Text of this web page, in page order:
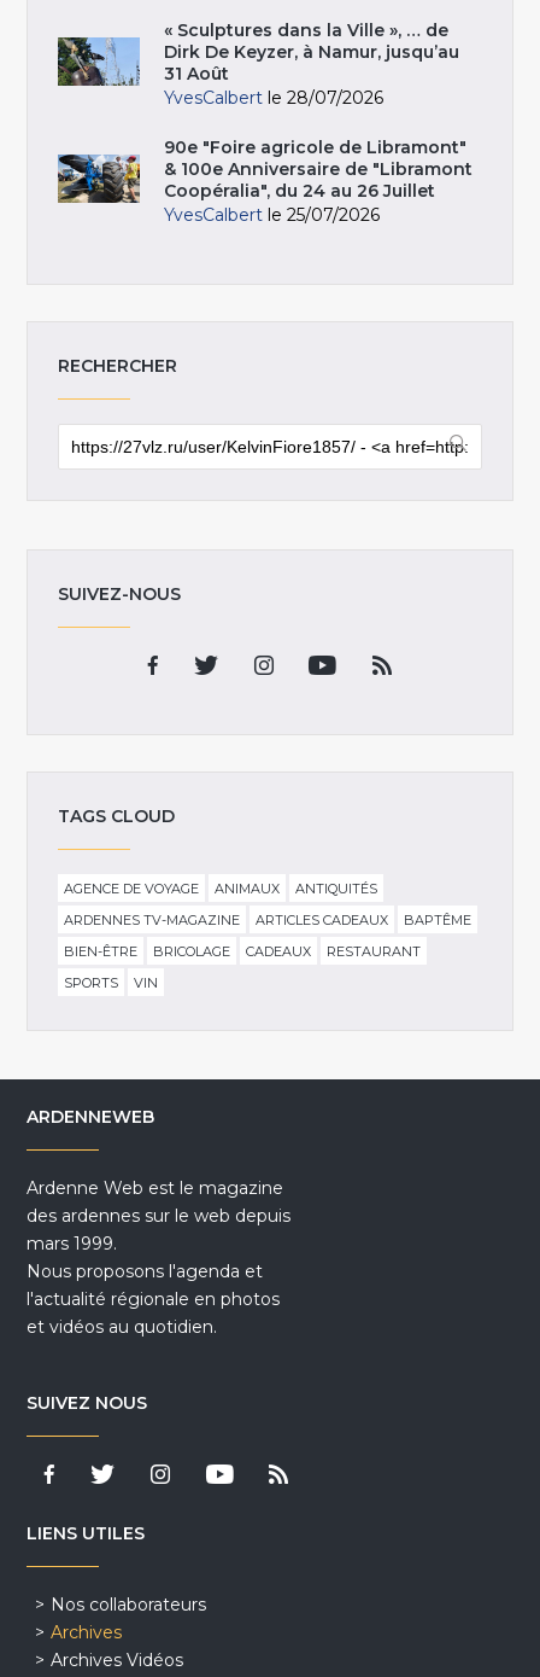
« Sculptures dans la Ville », … de
Dirk De Keyzer, à Namur, jusqu’au
31 Août
YvesCalbert le 28/07/2026
90e "Foire agricole de Libramont"
& 100e Anniversaire de "Libramont
Coopéralia", du 24 au 26 Juillet
YvesCalbert le 25/07/2026
RECHERCHER
SUIVEZ-NOUS
TAGS CLOUD
AGENCE DE VOYAGE ANIMAUX
ANTIQUITÉS
ARDENNES TV-MAGAZINE
ARTICLES CADEAUX
BAPTÊME
BIEN-ÊTRE
BRICOLAGE CADEAUX
RESTAURANT
SPORTS
VIN
ARDENNEWEB
Ardenne Web est le magazine
des ardennes sur le web depuis
mars 1999.
Nous proposons l'agenda et
l'actualité régionale en photos
et vidéos au quotidien.
SUIVEZ NOUS
LIENS UTILES
Nos collaborateurs
Archives
Archives Vidéos